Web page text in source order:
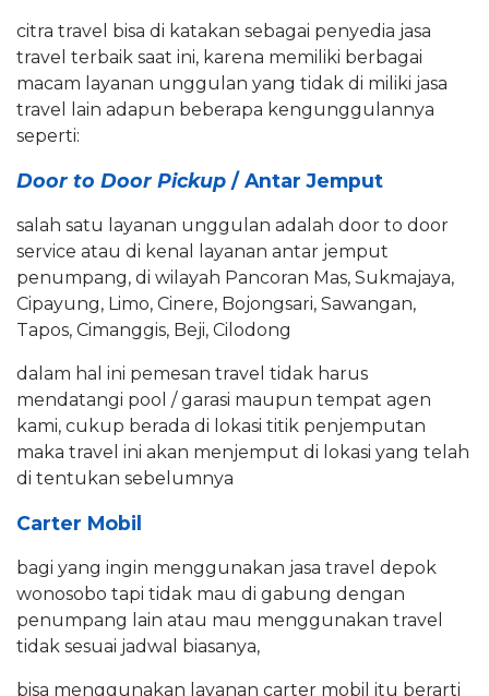
citra travel bisa di katakan sebagai penyedia jasa
travel terbaik saat ini, karena memiliki berbagai
macam layanan unggulan yang tidak di miliki jasa
travel lain adapun beberapa kengunggulannya
seperti:
Door to Door Pickup / Antar Jemput
salah satu layanan unggulan adalah door to door
service atau di kenal layanan antar jemput
penumpang, di wilayah Pancoran Mas, Sukmajaya,
Cipayung, Limo, Cinere, Bojongsari, Sawangan,
Tapos, Cimanggis, Beji, Cilodong
dalam hal ini pemesan travel tidak harus
mendatangi pool / garasi maupun tempat agen
kami, cukup berada di lokasi titik penjemputan
maka travel ini akan menjemput di lokasi yang telah
di tentukan sebelumnya
Carter Mobil
bagi yang ingin menggunakan jasa travel depok
wonosobo tapi tidak mau di gabung dengan
penumpang lain atau mau menggunakan travel
tidak sesuai jadwal biasanya,
bisa menggunakan layanan carter mobil itu berarti